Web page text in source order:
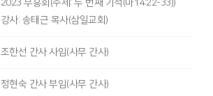
2023 부흥회(주제: 두 번째 기적(마14:22-33))
강사: 송태근 목사(삼일교회)
조한선 간사 사임(사무 간사)
정현숙 간사 부임(사무 간사)